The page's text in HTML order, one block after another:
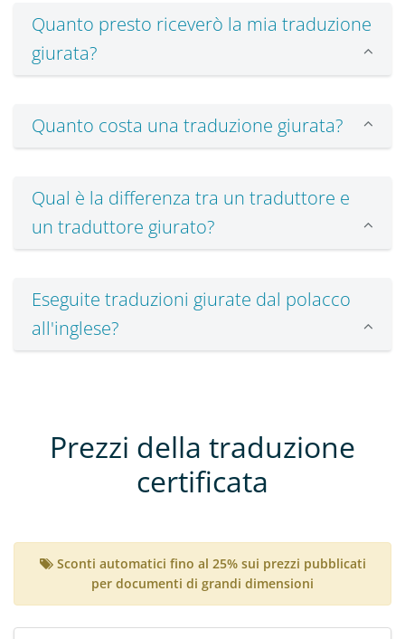
Quanto presto riceverò la mia traduzione
giurata?
Quanto costa una traduzione giurata?
Qual è la differenza tra un traduttore e
un traduttore giurato?
Eseguite traduzioni giurate dal polacco
all'inglese?
Prezzi della traduzione
certificata
Sconti automatici fino al 25% sui prezzi pubblicati
per documenti di grandi dimensioni